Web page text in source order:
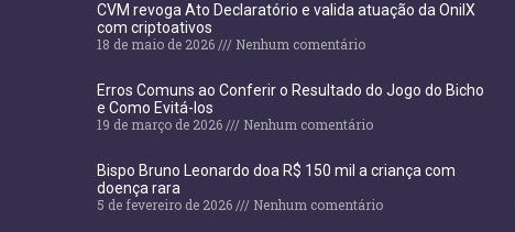
CVM revoga Ato Declaratório e valida atuação da OnilX
com criptoativos
18 de maio de 2026
Nenhum comentário
Erros Comuns ao Conferir o Resultado do Jogo do Bicho
e Como Evitá-los
19 de março de 2026
Nenhum comentário
Bispo Bruno Leonardo doa R$ 150 mil a criança com
doença rara
5 de fevereiro de 2026
Nenhum comentário